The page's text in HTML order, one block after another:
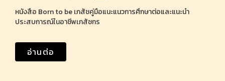
หนังสือ Born to be เภสัชคู่มือแนะแนวการศึกษาต่อและแนะนำ
ประสบการณ์ในอาชีพเภสัชกร
อ่านต่อ